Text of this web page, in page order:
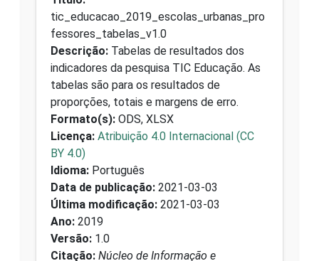
tic_educacao_2019_escolas_urbanas_pro
fessores_tabelas_v1.0
Descrição: Tabelas de resultados dos
indicadores da pesquisa TIC Educação. As
tabelas são para os resultados de
proporções, totais e margens de erro.
Formato(s): ODS, XLSX
Licença: Atribuição 4.0 Internacional (CC
BY 4.0)
Idioma: Português
Data de publicação: 2021-03-03
Última modificação: 2021-03-03
Ano: 2019
Versão: 1.0
Citação: Núcleo de Informação e